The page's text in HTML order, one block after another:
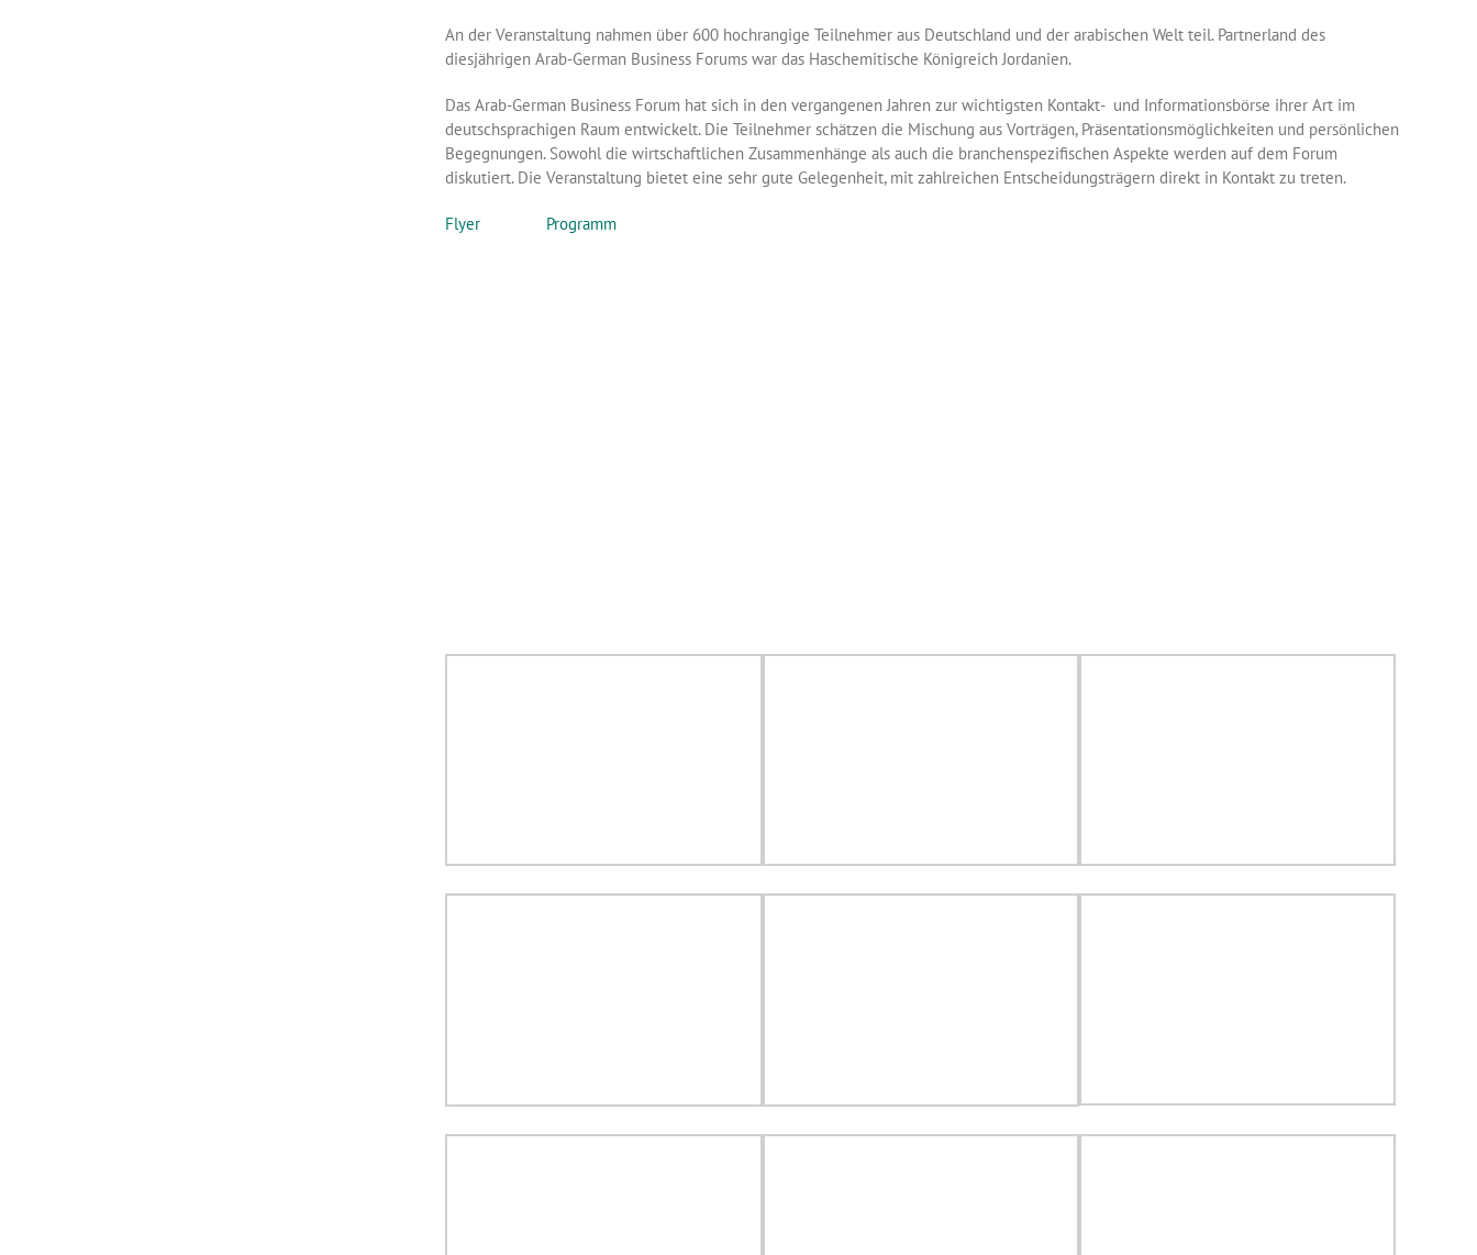
An der Veranstaltung nahmen über 600 hochrangige Teilnehmer aus Deutschland und der arabischen Welt teil. Partnerland des
diesjährigen Arab-German Business Forums war das Haschemitische Königreich Jordanien.
Das Arab-German Business Forum hat sich in den vergangenen Jahren zur wichtigsten Kontakt- und Informationsbörse ihrer Art im
deutschsprachigen Raum entwickelt. Die Teilnehmer schätzen die Mischung aus Vorträgen, Präsentationsmöglichkeiten und persönlichen
Begegnungen. Sowohl die wirtschaftlichen Zusammenhänge als auch die branchenspezifischen Aspekte werden auf dem Forum
diskutiert. Die Veranstaltung bietet eine sehr gute Gelegenheit, mit zahlreichen Entscheidungsträgern direkt in Kontakt zu treten.
Flyer Programm